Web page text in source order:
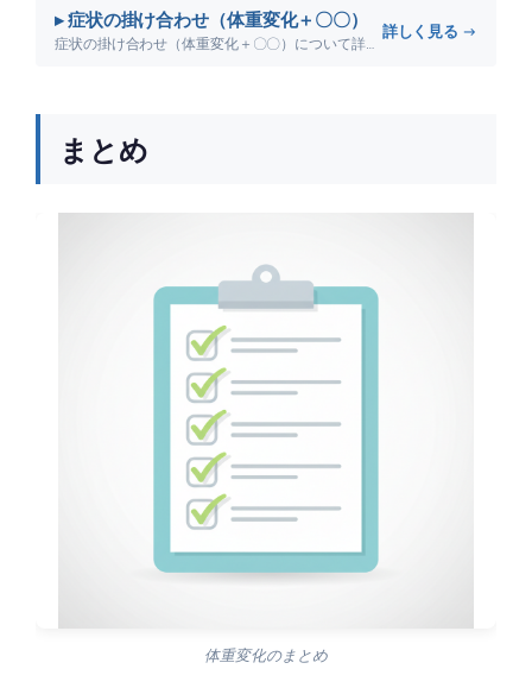
▸ 症状の掛け合わせ（体重変化＋〇〇）
症状の掛け合わせ（体重変化＋〇〇）について詳しく解説します。
詳しく見る →
まとめ
体重変化のまとめ